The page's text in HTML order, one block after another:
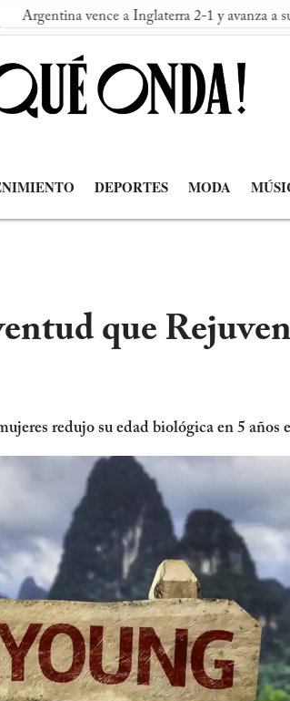
a Inglaterra 2-1 y avanza a su segunda
DEPORTES MODA
que
redujo su edad biológica en 5 años